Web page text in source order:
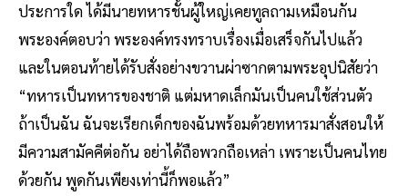
ประการใด ได้มีนายทหารชั้นผู้ใหญ่เคยทูลถามเหมือนกัน
พระองค์ตอบว่า พระองค์ทรงทราบเรื่องเมื่อเสร็จกันไปแล้ว
และในตอนท้ายได้รับสั่งอย่างขวานผ่าซากตามพระอุปนิสัยว่า
“ทหารเป็นทหารของชาติ แต่มหาดเล็กมันเป็นคนใช้ส่วนตัว
ถ้าเป็นฉัน ฉันจะเรียกเด็กของฉันพร้อมด้วยทหารมาสั่งสอนให้
มีความสามัคคีต่อกัน อย่าได้ถือพวกถือเหล่า เพราะเป็นคนไทย
ด้วยกัน พูดกันเพียงเท่านี้ก็พอแล้ว”